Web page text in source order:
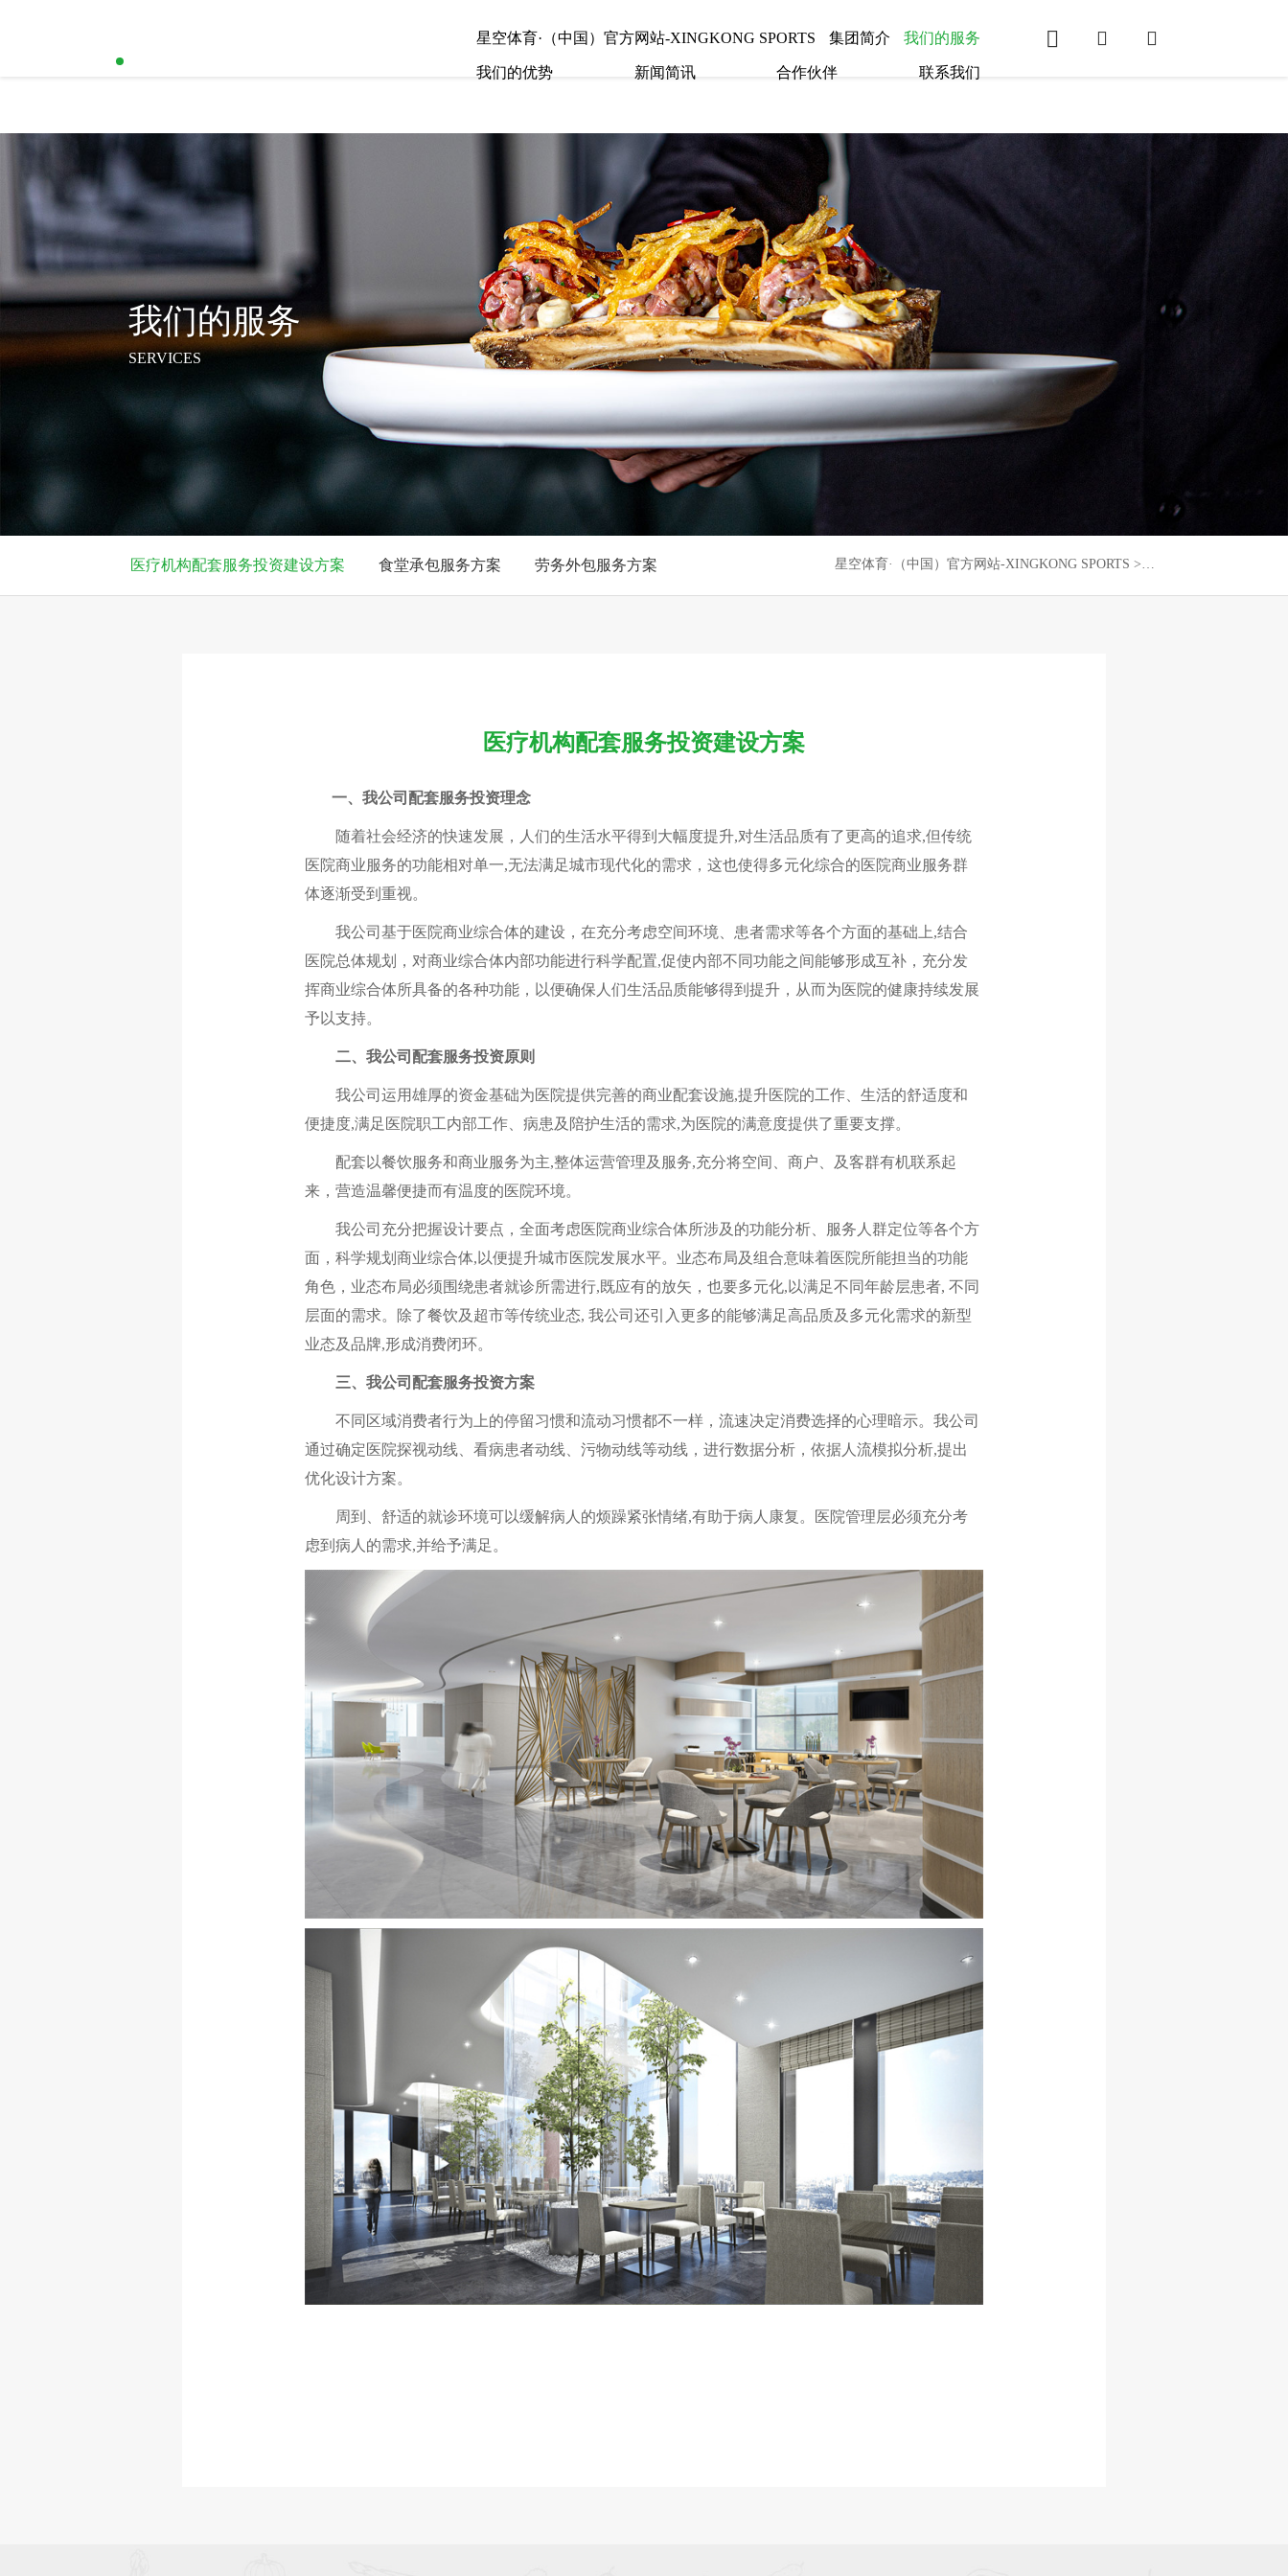
星空体育·（中国）官方网站-XINGKONG SPORTS 集团简介 我们的服务
我们的优势 新闻简讯 合作伙伴 联系我们
我们的服务
SERVICES
医疗机构配套服务投资建设方案 食堂承包服务方案 劳务外包服务方案 星空体育·（中国）官方网站-XINGKONG SPORTS > 我们的服务
医疗机构配套服务投资建设方案
一、我公司配套服务投资理念
随着社会经济的快速发展，人们的生活水平得到大幅度提升,对生活品质有了更高的追求,但传统
医院商业服务的功能相对单一,无法满足城市现代化的需求，这也使得多元化综合的医院商业服务群
体逐渐受到重视。
我公司基于医院商业综合体的建设，在充分考虑空间环境、患者需求等各个方面的基础上,结合
医院总体规划，对商业综合体内部功能进行科学配置,促使内部不同功能之间能够形成互补，充分发
挥商业综合体所具备的各种功能，以便确保人们生活品质能够得到提升，从而为医院的健康持续发展
予以支持。
二、我公司配套服务投资原则
我公司运用雄厚的资金基础为医院提供完善的商业配套设施,提升医院的工作、生活的舒适度和
便捷度,满足医院职工内部工作、病患及陪护生活的需求,为医院的满意度提供了重要支撑。
配套以餐饮服务和商业服务为主,整体运营管理及服务,充分将空间、商户、及客群有机联系起
来，营造温馨便捷而有温度的医院环境。
我公司充分把握设计要点，全面考虑医院商业综合体所涉及的功能分析、服务人群定位等各个方
面，科学规划商业综合体,以便提升城市医院发展水平。业态布局及组合意味着医院所能担当的功能
角色，业态布局必须围绕患者就诊所需进行,既应有的放矢，也要多元化,以满足不同年龄层患者, 不同
层面的需求。除了餐饮及超市等传统业态, 我公司还引入更多的能够满足高品质及多元化需求的新型
业态及品牌,形成消费闭环。
三、我公司配套服务投资方案
不同区域消费者行为上的停留习惯和流动习惯都不一样，流速决定消费选择的心理暗示。我公司
通过确定医院探视动线、看病患者动线、污物动线等动线，进行数据分析，依据人流模拟分析,提出
优化设计方案。
周到、舒适的就诊环境可以缓解病人的烦躁紧张情绪,有助于病人康复。医院管理层必须充分考
虑到病人的需求,并给予满足。